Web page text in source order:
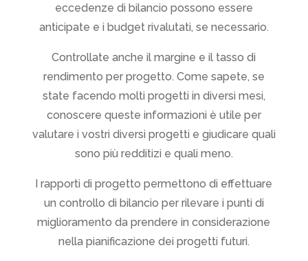
eccedenze di bilancio possono essere
anticipate e i budget rivalutati, se necessario.
Controllate anche il margine e il tasso di
rendimento per progetto. Come sapete, se
state facendo molti progetti in diversi mesi,
conoscere queste informazioni è utile per
valutare i vostri diversi progetti e giudicare quali
sono più redditizi e quali meno.
I rapporti di progetto permettono di effettuare
un controllo di bilancio per rilevare i punti di
miglioramento da prendere in considerazione
nella pianificazione dei progetti futuri.